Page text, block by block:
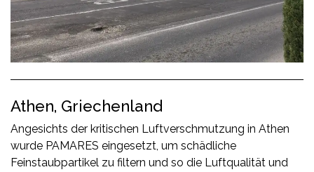
Athen, Griechenland
Angesichts der kritischen Luftverschmutzung in Athen
wurde PAMARES eingesetzt, um schädliche
Feinstaubpartikel zu filtern und so die Luftqualität und